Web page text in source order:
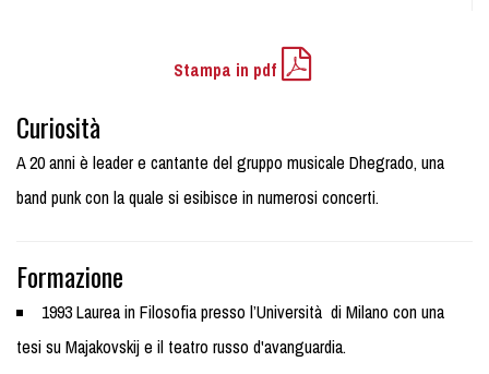
Stampa in pdf
Curiosità
A 20 anni è leader e cantante del gruppo musicale Dhegrado, una
band punk con la quale si esibisce in numerosi concerti.
Formazione
1993 Laurea in Filosofia presso l’Università di Milano con una
tesi su Majakovskij e il teatro russo d'avanguardia.